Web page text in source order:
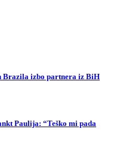
Brazila izbo partnera iz BiH
Paulija: “Teško mi pada